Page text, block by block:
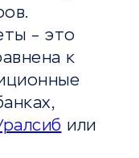
– это
к
или